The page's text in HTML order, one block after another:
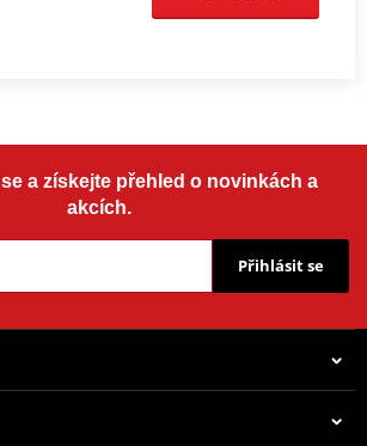
a získejte přehled o novinkách a
akcích.
Přihlásit se